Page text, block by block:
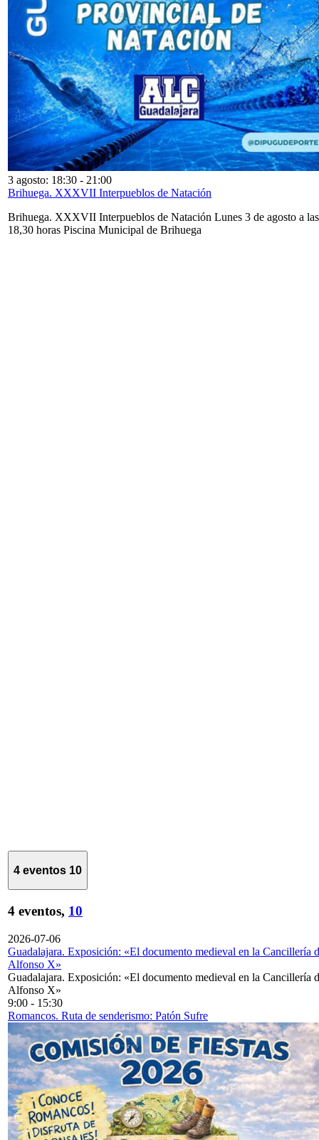
3 agosto: 18:30 - 21:00
Brihuega. XXXVII Interpueblos de Natación
Brihuega. XXXVII Interpueblos de Natación Lunes 3 de agosto a las
18,30 horas Piscina Municipal de Brihuega
4 eventos 10
4 eventos, 10
2026-07-06
Guadalajara. Exposición: «El documento medieval en la Cancillería
Alfonso X»
Guadalajara. Exposición: «El documento medieval en la Cancillería
Alfonso X»
9:00 - 15:30
Romancos. Ruta de senderismo: Patón Sufre